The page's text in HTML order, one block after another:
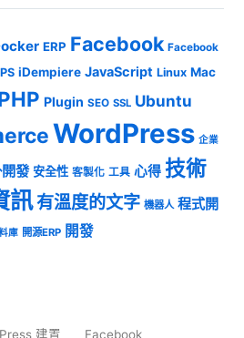
ERP Facebook Facebook
iDempiere JavaScript Linux Mac
Plugin SEO SSL Ubuntu
WordPress 企業
發 安全性 客製化 工具 心得 技術
訊有溫度的文字 機器人 程式開
庫 開源ERP 開發
建置 Facebook